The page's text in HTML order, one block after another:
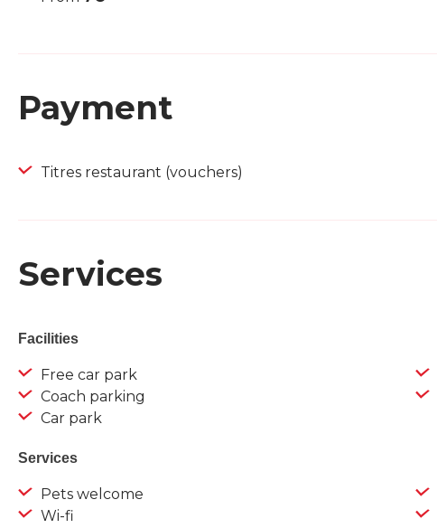
Payment
Titres restaurant (vouchers)
Services
Facilities
Free car park
Coach parking
Car park
Services
Pets welcome
Wi-fi